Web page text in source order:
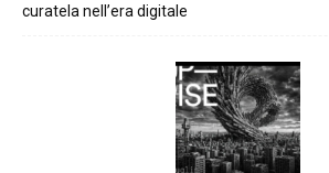
curatela nell’era digitale